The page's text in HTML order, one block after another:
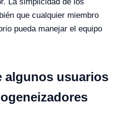
que cualquier miembro
pueda manejar el equipo
algunos usuarios